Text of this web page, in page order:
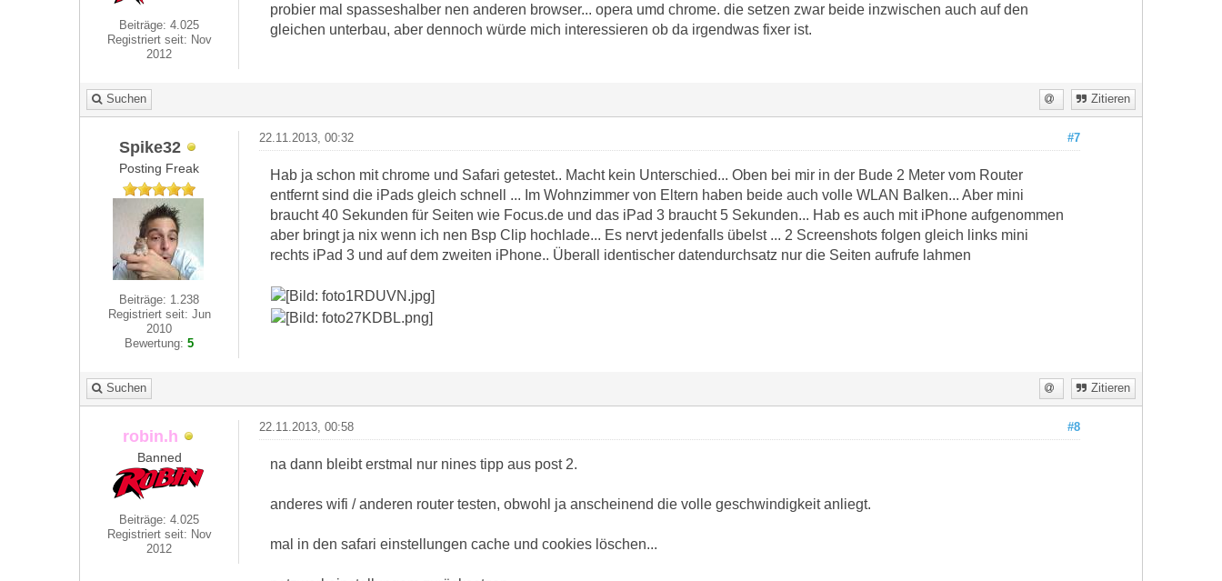
Beiträge: 4.025
Registriert seit: Nov
2012
probier mal spasseshalber nen anderen browser... opera umd chrome. die setzen zwar beide inzwischen auch auf den
gleichen unterbau, aber dennoch würde mich interessieren ob da irgendwas fixer ist.
Suchen Zitieren
Spike32
Posting Freak
Beiträge: 1.238
Registriert seit: Jun
2010
Bewertung:5
#7
22.11.2013, 00:32
Hab ja schon mit chrome und Safari getestet.. Macht kein Unterschied... Oben bei mir in der Bude 2 Meter vom Router
entfernt sind die iPads gleich schnell ... Im Wohnzimmer von Eltern haben beide auch volle WLAN Balken... Aber mini
braucht 40 Sekunden für Seiten wie Focus.de und das iPad 3 braucht 5 Sekunden... Hab es auch mit iPhone aufgenommen
aber bringt ja nix wenn ich nen Bsp Clip hochlade... Es nervt jedenfalls übelst ... 2 Screenshots folgen gleich links mini
rechts iPad 3 und auf dem zweiten iPhone.. Überall identischer datendurchsatz nur die Seiten aufrufe lahmen
Suchen Zitieren
robin.h
Banned
Beiträge: 4.025
Registriert seit: Nov
2012
#8
22.11.2013, 00:58
na dann bleibt erstmal nur nines tipp aus post 2.
anderes wifi / anderen router testen, obwohl ja anscheinend die volle geschwindigkeit anliegt.
mal in den safari einstellungen cache und cookies löschen...